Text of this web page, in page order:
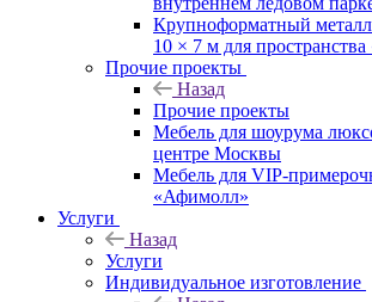
Крупноформатный
10 × 7 м для
Прочие проекты
Назад
Прочие проекты
Мебель для шоурума
центре Москвы
Мебель для VIP-
«Афимолл»
Услуги
Назад
Услуги
Индивидуальное изготовление